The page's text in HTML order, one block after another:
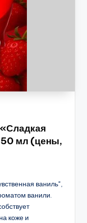
мл (цены,
ваниль",
ванили.
коже и